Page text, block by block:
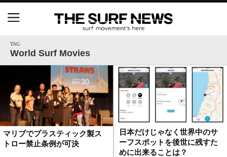
TAG
World Surf Movies
マリブでプラスティック製ス
トロー禁止条例が可決
日本だけじゃなく世界中のサ
ーフスポットを後世に残すた
めに出来ることは？
【五十嵐カノア独占インタビュー】旧友レオ、ジャ
ックとの豪華プライベートセッション
S.ONE ショート＆ロング開幕戦・現地リポート（高
橋みなと）
ニュース